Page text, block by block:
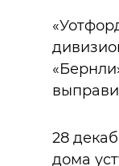
28
дома